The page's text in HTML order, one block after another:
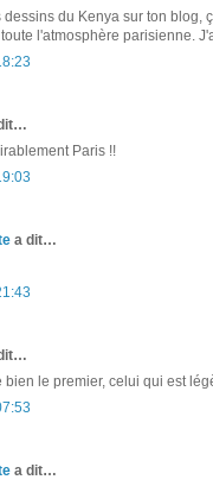
dessins du Kenya sur ton blog,
l'atmosphère parisienne.
Paris !!
a dit…
bien le premier, celui qui est
a dit…